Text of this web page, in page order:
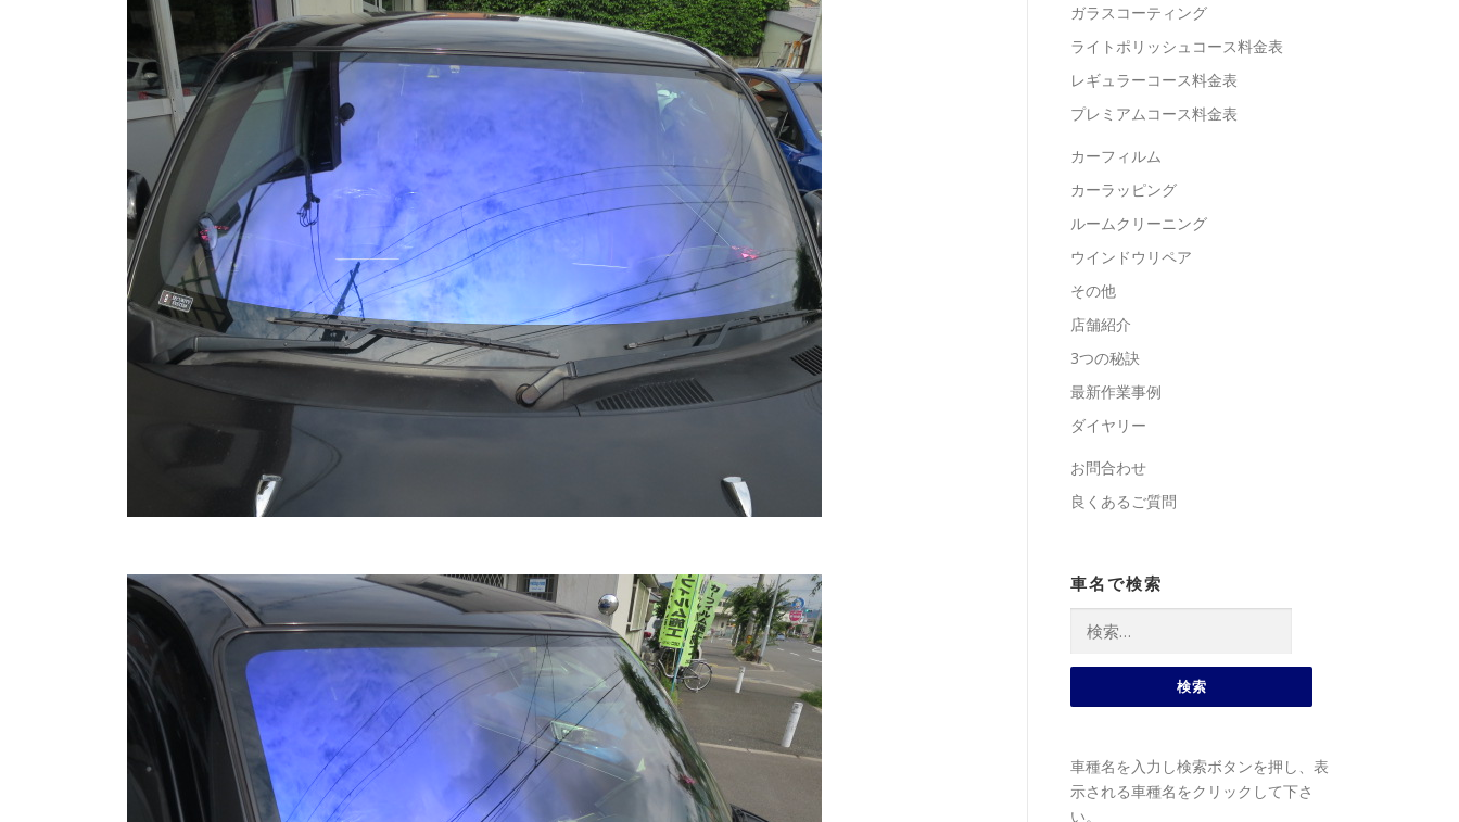
ガラスコーティング
ライトポリッシュコース料金表
レギュラーコース料金表
プレミアムコース料金表
カーフィルム
カーラッピング
ルームクリーニング
ウインドウリペア
その他
店舗紹介
3つの秘訣
最新作業事例
ダイヤリー
お問合わせ
良くあるご質問
車名で検索
車種名を入力し検索ボタンを押し、表
示される車種名をクリックして下さ
い。